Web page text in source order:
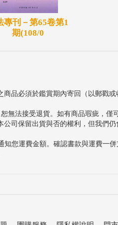
專刊－第65卷第1
期(108/0
品必須於鑑賞期內寄回（以郵戳
無法接受退貨。如有商品瑕疵，僅
司保留出貨與否的權利，但我們
您運費金額。確認書款與運費一併